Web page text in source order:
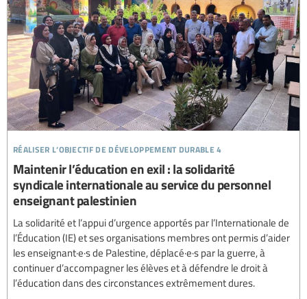
réaliser l’objectif de développement durable 4
Maintenir l’éducation en exil : la solidarité
syndicale internationale au service du personnel
enseignant palestinien
La solidarité et l’appui d’urgence apportés par l’Internationale de
l’Éducation (IE) et ses organisations membres ont permis d’aider
les enseignant·e·s de Palestine, déplacé·e·s par la guerre, à
continuer d’accompagner les élèves et à défendre le droit à
l’éducation dans des circonstances extrêmement dures.